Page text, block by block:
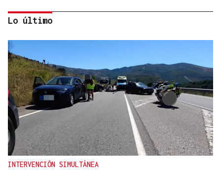
Primera carrera de Ascot
Lo último
INTERVENCIÓN SIMULTÁNEA